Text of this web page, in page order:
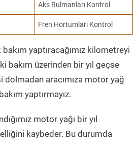
Aks Rulmanları Kontrol
Fren Hortumları Kontrol
yaptıracağımız kilometreyi
bakım üzerinden bir yıl geçse
dolmadan aracımıza motor yağ
yaptırmayız.
motor yağı bir yıl
kaybeder. Bu durumda